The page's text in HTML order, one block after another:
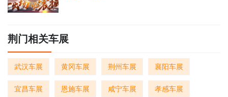
荆门相关车展
武汉车展 黄冈车展 荆州车展 襄阳车展
宜昌车展 恩施车展 咸宁车展 孝感车展